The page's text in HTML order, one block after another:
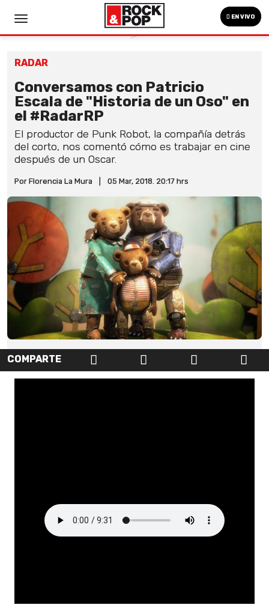
EN VIVO
RADAR
Conversamos con Patricio
Escala de "Historia de un Oso" en
el #RadarRP
El productor de Punk Robot, la compañía detrás
del corto, nos comentó cómo es trabajar en cine
después de un Oscar.
Por Florencia La Mura 05 Mar, 2018. 20:17 hrs
COMPARTE